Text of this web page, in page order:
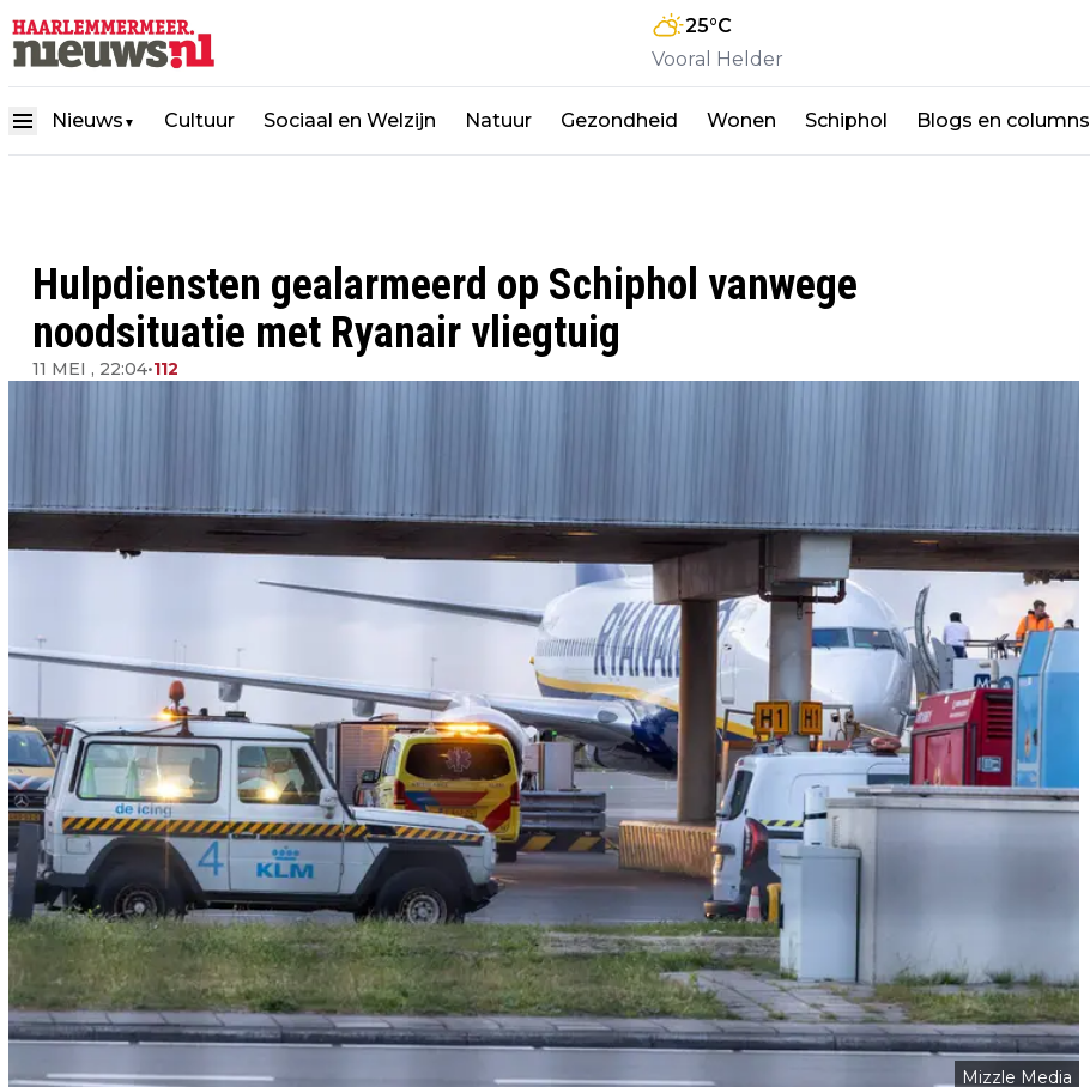
25°C
Vooral Helder
Nieuws ▼ Cultuur Sociaal en Welzijn Natuur Gezondheid Wonen Schiphol Blogs en columns
Hulpdiensten gealarmeerd op Schiphol vanwege
noodsituatie met Ryanair vliegtuig
11 MEI , 22:04•112
Mizzle Media